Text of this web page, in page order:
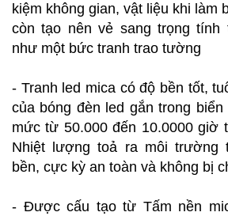
kiệm không gian, vật liệu khi làm
còn tạo nên vẻ sang trọng tính
như một bức tranh trao tường
- Tranh led mica có độ bền tốt,
của bóng đèn led gắn trong
mức từ 50.000 đến 10.0000 giờ
Nhiệt lượng toả ra môi trường
bền, cực kỳ an toàn và không bị
- Được cấu tạo từ Tấm nền